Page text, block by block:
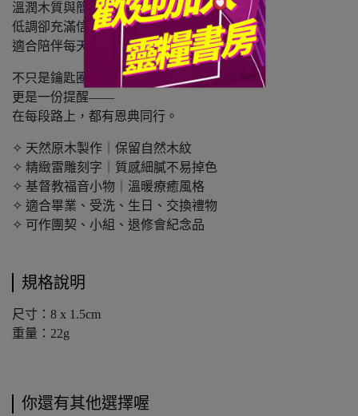
溫潤木質與簡約設計，
低調卻充滿信仰溫度，
適合陪伴每天的通勤、旅程與日常。
不只是鑰匙圈，
更是一份提醒——
在每段路上，都有恩典同行。
✧ 天然原木製作｜保留自然木紋
✧ 精緻雷雕刻字｜質感細膩不易掉色
✧ 基督教福音小物｜溫暖療癒風格
✧ 適合畢業、受洗、生日、交換禮物
✧ 可作團契、小組、退修會紀念品
規格說明
尺寸：8 x 1.5cm
重量：22g
你還有其他選擇喔